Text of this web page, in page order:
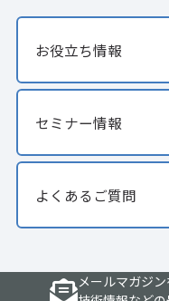
お役立ち情報
セミナー情報
よくあるご質問
メールマガジ